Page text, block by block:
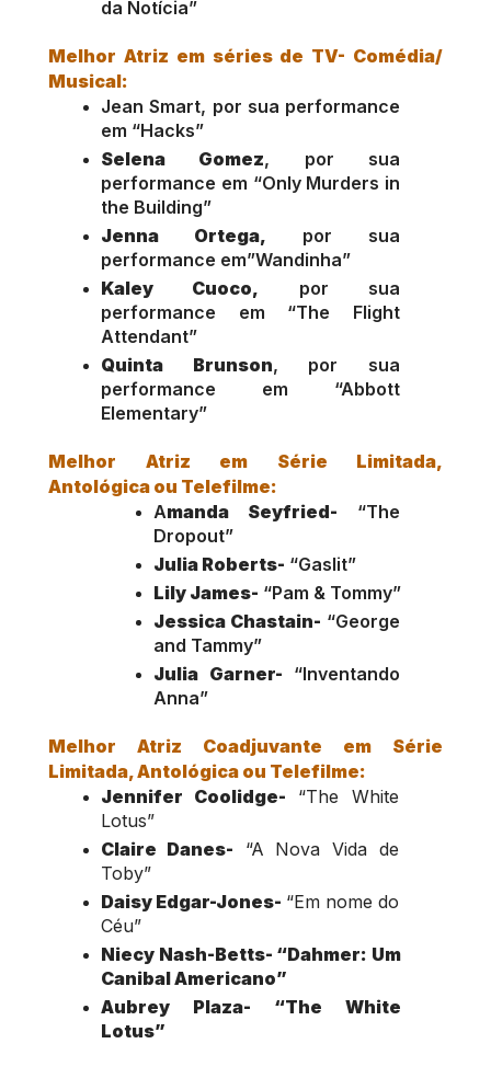
da Notícia”
Melhor Atriz em séries de TV- Comédia/
Musical:
Jean Smart, por sua performance
em “Hacks”
Selena Gomez, por sua
performance em “Only Murders in
the Building”
Jenna Ortega, por sua
performance em”Wandinha”
Kaley Cuoco, por sua
performance em “The Flight
Attendant”
Quinta Brunson, por sua
performance em “Abbott
Elementary”
Melhor Atriz em Série Limitada,
Antológica ou Telefilme:
Amanda Seyfried- “The
Dropout”
Julia Roberts- “Gaslit”
Lily James- “Pam & Tommy”
Jessica Chastain- “George
and Tammy”
Julia Garner- “Inventando
Anna”
Melhor Atriz Coadjuvante em Série
Limitada, Antológica ou Telefilme:
Jennifer Coolidge- “The White
Lotus”
Claire Danes- “A Nova Vida de
Toby”
Daisy Edgar-Jones- “Em nome do
Céu”
Niecy Nash-Betts- “Dahmer: Um
Canibal Americano”
Aubrey Plaza- “The White
Lotus”